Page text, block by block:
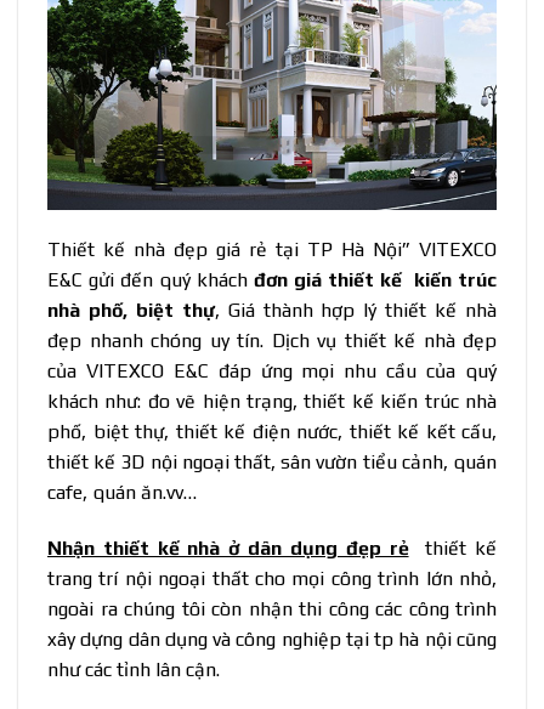
Thiết kế nhà đẹp giá rẻ tại TP Hà Nội” VITEXCO
E&C gửi đến quý khách đơn giá thiết kế kiến trúc
nhà phố, biệt thự, Giá thành hợp lý thiết kế nhà
đẹp nhanh chóng uy tín. Dịch vụ thiết kế nhà đẹp
của VITEXCO E&C đáp ứng mọi nhu cầu của quý
khách như: đo vẽ hiện trạng, thiết kế kiến trúc nhà
phố, biệt thự, thiết kế điện nước, thiết kế kết cấu,
thiết kế 3D nội ngoại thất, sân vườn tiểu cảnh, quán
cafe, quán ăn.vv…
Nhận thiết kế nhà ở dân dụng đẹp rẻthiết kế
trang trí nội ngoại thất cho mọi công trình lớn nhỏ,
ngoài ra chúng tôi còn nhận thi công các công trình
xây dựng dân dụng và công nghiệp tại tp hà nội cũng
như các tỉnh lân cận.